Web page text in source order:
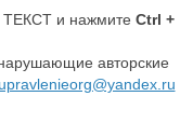
ТЕКСТ и нажмите Ctrl +
авторские
upravlenieorg@yandex.ru